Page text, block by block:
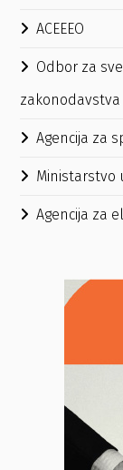
ACEEEO
Odbor za
zakonodavstva
Agencija za
Ministarstvo
Agencija za